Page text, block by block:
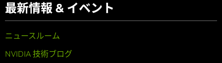
最新情報 & イベント
ニュースルーム
NVIDIA 技術ブログ